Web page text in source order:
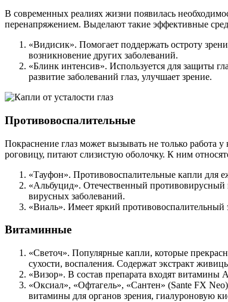
В современных реалиях жизни появилась
перенапряжением. Выделают такие эффективные
«Видисик». Помогает поддержать остроту
возникновение других заболеваний.
«Блинк интенсив». Используется для защиты
развитие заболеваний глаз, улучшает зрение.
Противовоспалительные
Покраснение глаз может вызывать не только работа
роговицу, питают слизистую оболочку. К ним
«Тауфон». Противовоспалительные капли для
«Альбуцид». Отечественный противовирусный
вирусных заболеваний.
«Виаль». Имеет яркий
Витаминные
«Светоч». Популярные капли, которые
сухости, воспаления. Содержат экстракт
«Визор». В состав препарата входят витамины
«Оксиал», «Офтагель», «Сантен» (Sante FX
витамины для органов зрения, гиалуроновую